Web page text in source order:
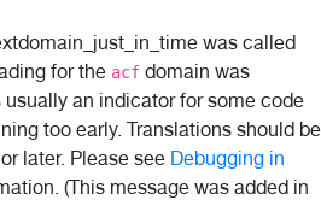
was called
for the acf domain was
usually an indicator for some code
too early. Translations should be
later. Please see Debugging in
(This message was added in